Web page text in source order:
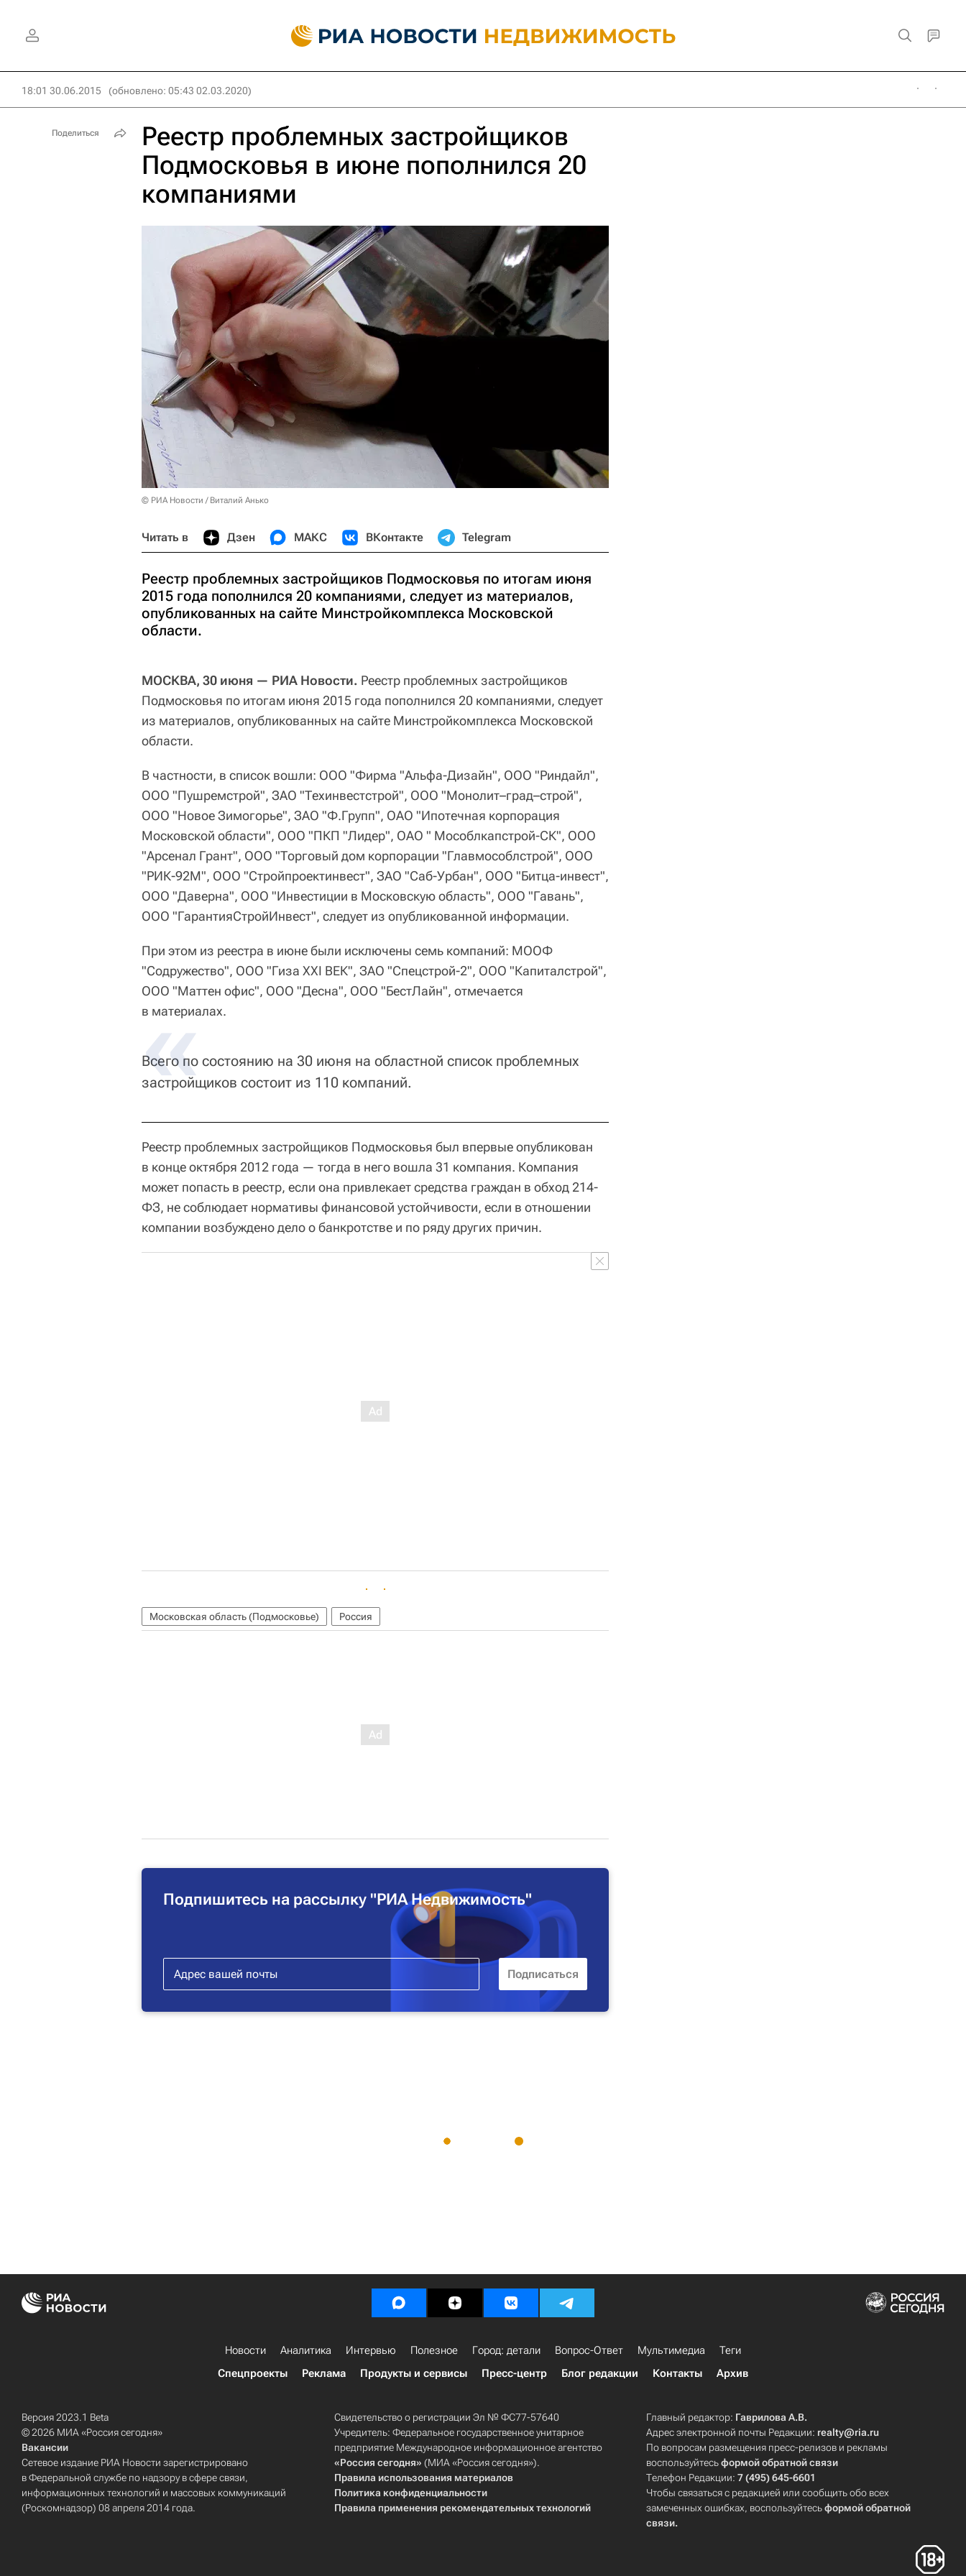
18:01 30.06.2015 (обновлено: 05:43 02.03.2020)
Реестр проблемных застройщиков
Подмосковья в июне пополнился 20
компаниями
© РИА Новости / Виталий Анько
Читать в Дзен МАКС ВКонтакте Telegram
Реестр проблемных застройщиков Подмосковья по итогам июня
2015 года пополнился 20 компаниями, следует из материалов,
опубликованных на сайте Минстройкомплекса Московской
области.
МОСКВА, 30 июня — РИА Новости. Реестр проблемных застройщиков
Подмосковья по итогам июня 2015 года пополнился 20 компаниями, следует
из материалов, опубликованных на сайте Минстройкомплекса Московской
области.
В частности, в список вошли: ООО "Фирма "Альфа-Дизайн", ООО "Риндайл",
ООО "Пушремстрой", ЗАО "Техинвестстрой", ООО "Монолит–град–строй",
ООО "Новое Зимогорье", ЗАО "Ф.Групп", ОАО "Ипотечная корпорация
Московской области", ООО "ПКП "Лидер", ОАО " Мособлкапстрой-СК", ООО
"Арсенал Грант", ООО "Торговый дом корпорации "Главмособлстрой", ООО
"РИК-92М", ООО "Стройпроектинвест", ЗАО "Саб-Урбан", ООО "Битца-инвест",
ООО "Даверна", ООО "Инвестиции в Московскую область", ООО "Гавань",
ООО "ГарантияСтройИнвест", следует из опубликованной информации.
При этом из реестра в июне были исключены семь компаний: МООФ
"Содружество", ООО "Гиза XXI ВЕК", ЗАО "Спецстрой-2", ООО "Капиталстрой",
ООО "Маттен офис", ООО "Десна", ООО "БестЛайн", отмечается
в материалах.
Всего по состоянию на 30 июня на областной список проблемных
застройщиков состоит из 110 компаний.
Реестр проблемных застройщиков Подмосковья был впервые опубликован
в конце октября 2012 года — тогда в него вошла 31 компания. Компания
может попасть в реестр, если она привлекает средства граждан в обход 214-
ФЗ, не соблюдает нормативы финансовой устойчивости, если в отношении
компании возбуждено дело о банкротстве и по ряду других причин.
Московская область (Подмосковье) Россия
Подпишитесь на рассылку "РИА Недвижимость"
Поделиться
Новости Аналитика Интервью Полезное Город: детали Вопрос-Ответ Мультимедиа
Теги
Спецпроекты
Реклама Продукты и сервисы Пресс-центр Блог редакции Контакты Архив
Версия 2023.1 Beta
© 2026 МИА «Россия сегодня»
Вакансии
Сетевое издание РИА Новости зарегистрировано
в Федеральной службе по надзору в сфере связи,
информационных технологий и массовых коммуникаций
(Роскомнадзор) 08 апреля 2014 года.
Свидетельство о регистрации Эл № ФС77-57640
Учредитель: Федеральное государственное унитарное
предприятие Международное информационное агентство
«Россия сегодня» (МИА «Россия сегодня»).
Правила использования материалов
Политика конфиденциальности
Правила применения рекомендательных технологий
Главный редактор: Гаврилова А.В.
Адрес электронной почты Редакции: realty@ria.ru
По вопросам размещения пресс-релизов и рекламы
воспользуйтесьформой обратной связи
Телефон Редакции:7 (495) 645-6601
Чтобы связаться с редакцией или сообщить обо всех
замеченных ошибках, воспользуйтесьформой обратной
связи.